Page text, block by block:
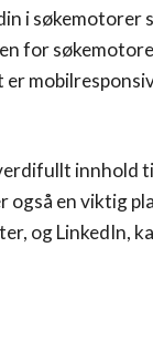
i søkemotorer
for
innhold
også en viktig
og LinkedIn,